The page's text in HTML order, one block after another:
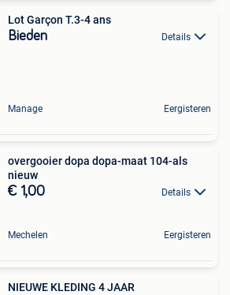
Lot Garçon T.3-4 ans
Bieden Details
Manage Eergisteren
overgooier dopa dopa-maat 104-als
nieuw
€ 1,00 Details
Mechelen Eergisteren
NIEUWE KLEDING 4 JAAR